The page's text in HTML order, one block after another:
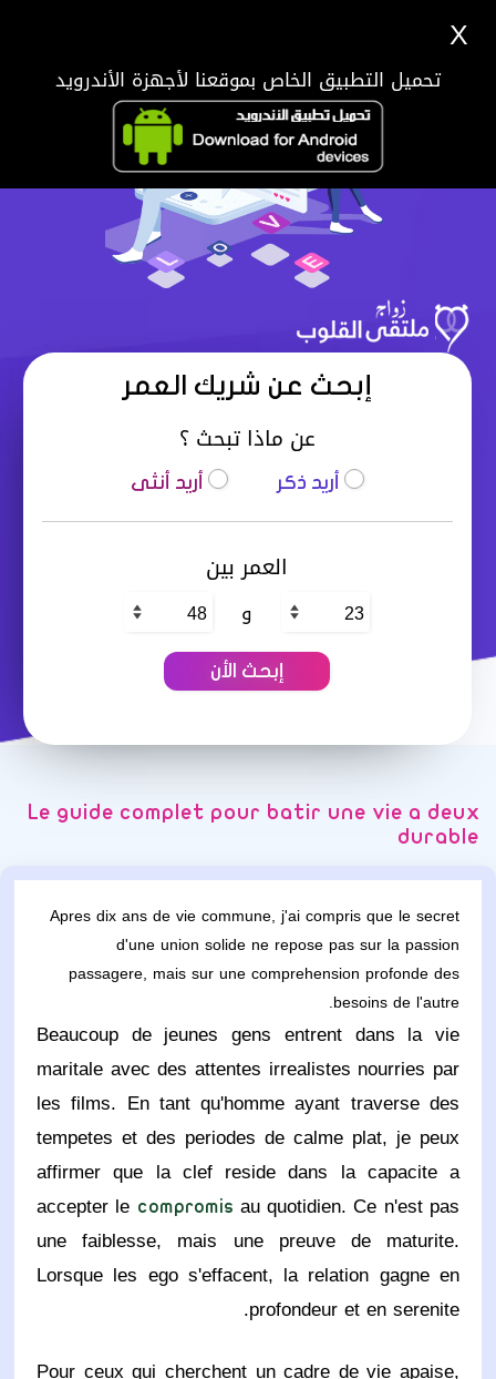
إبحث عن شريك العمر
عن ماذا تبحث ؟
أريد ذكر أريد أنثى
العمر بين
و
Le guide complet pour batir une vie a deux
durable
Apres dix ans de vie commune, j'ai compris que le secret
d'une union solide ne repose pas sur la passion
passagere, mais sur une comprehension profonde des
besoins de l'autre.
Beaucoup de jeunes gens entrent dans la vie
maritale avec des attentes irrealistes nourries par
les films. En tant qu'homme ayant traverse des
tempetes et des periodes de calme plat, je peux
affirmer que la clef reside dans la capacite a
accepter le compromis au quotidien. Ce n'est pas
une faiblesse, mais une preuve de maturite.
Lorsque les ego s'effacent, la relation gagne en
profondeur et en serenite.
Pour ceux qui cherchent un cadre de vie apaise,
X
تحميل التطبيق الخاص بموقعنا لأجهزة الأندرويد